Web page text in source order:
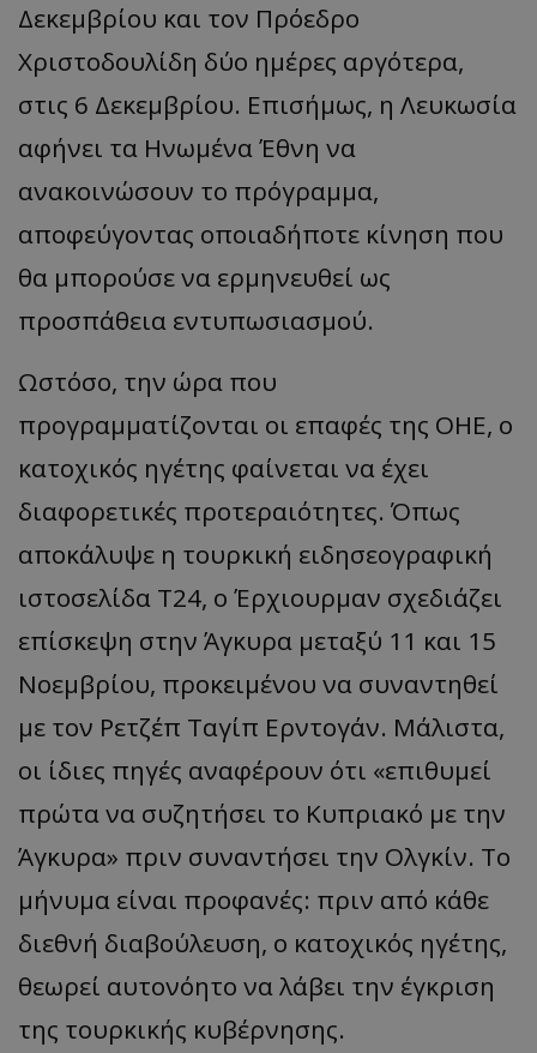
Δεκεμβρίου και τον Πρόεδρο
Χριστοδουλίδη δύο ημέρες αργότερα,
στις 6 Δεκεμβρίου. Επισήμως, η Λευκωσία
αφήνει τα Ηνωμένα Έθνη να
ανακοινώσουν το πρόγραμμα,
αποφεύγοντας οποιαδήποτε κίνηση που
θα μπορούσε να ερμηνευθεί ως
προσπάθεια εντυπωσιασμού.
Ωστόσο, την ώρα που
προγραμματίζονται οι επαφές της ΟΗΕ, ο
κατοχικός ηγέτης φαίνεται να έχει
διαφορετικές προτεραιότητες. Όπως
αποκάλυψε η τουρκική ειδησεογραφική
ιστοσελίδα T24, ο Έρχιουρμαν σχεδιάζει
επίσκεψη στην Άγκυρα μεταξύ 11 και 15
Νοεμβρίου, προκειμένου να συναντηθεί
με τον Ρετζέπ Ταγίπ Ερντογάν. Μάλιστα,
οι ίδιες πηγές αναφέρουν ότι «επιθυμεί
πρώτα να συζητήσει το Κυπριακό με την
Άγκυρα» πριν συναντήσει την Ολγκίν. Το
μήνυμα είναι προφανές: πριν από κάθε
διεθνή διαβούλευση, ο κατοχικός ηγέτης,
θεωρεί αυτονόητο να λάβει την έγκριση
της τουρκικής κυβέρνησης.